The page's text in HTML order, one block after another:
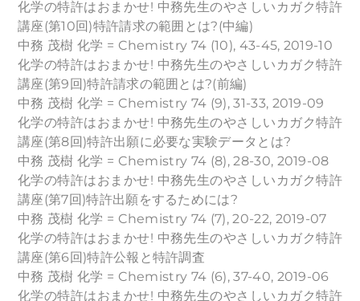
化学の特許はおまかせ! 中務先生のやさしいカガク特許
講座(第10回)特許請求の範囲とは?(中編)
中務 茂樹 化学 = Chemistry 74 (10), 43-45, 2019-10
化学の特許はおまかせ! 中務先生のやさしいカガク特許
講座(第9回)特許請求の範囲とは?(前編)
中務 茂樹 化学 = Chemistry 74 (9), 31-33, 2019-09
化学の特許はおまかせ! 中務先生のやさしいカガク特許
講座(第8回)特許出願に必要な実験データとは?
中務 茂樹 化学 = Chemistry 74 (8), 28-30, 2019-08
化学の特許はおまかせ! 中務先生のやさしいカガク特許
講座(第7回)特許出願をするためには?
中務 茂樹 化学 = Chemistry 74 (7), 20-22, 2019-07
化学の特許はおまかせ! 中務先生のやさしいカガク特許
講座(第6回)特許公報と特許調査
中務 茂樹 化学 = Chemistry 74 (6), 37-40, 2019-06
化学の特許はおまかせ! 中務先生のやさしいカガク特許